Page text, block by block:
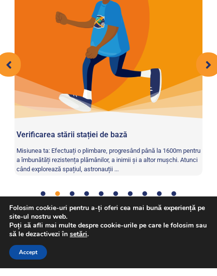
Verificarea stării stației de bază
Misiunea ta: Efectuați o plimbare, progresând până la 1600m pentru
a îmbunătăți rezistența plămânilor, a inimii și a altor mușchi. Atunci
când explorează spațiul, astronauții ...
Tag: Activitate bonus,Fizic
Folosim cookie-uri pentru a-ți oferi cea mai bună experiență pe
site-ul nostru web.
Poți să afli mai multe despre cookie-urile pe care le folosim sau
să le dezactivezi în setări.
Accept